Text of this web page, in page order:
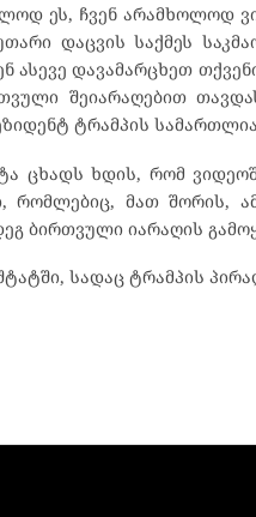
ეს, ჩვენ არამხოლოდ
დაცვის საქმეს
ასევე დავამარცხეთ
შეიარაღებით
ტრამპის
ცხადს ხდის, რომ
რომლებიც, მათ შორის,
ბირთვული იარაღის
სადაც ტრამპის